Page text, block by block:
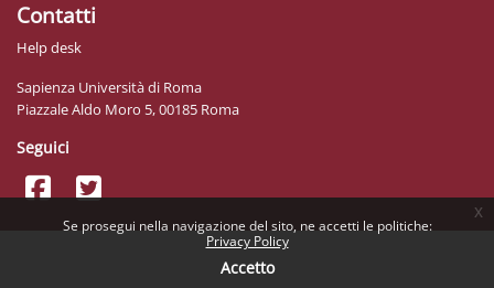
Se prosegui nella navigazione del sito, ne accetti le politiche:
Privacy Policy
Accetto
x
Contatti
Help desk
Sapienza Università di Roma
Piazzale Aldo Moro 5, 00185 Roma
Seguici